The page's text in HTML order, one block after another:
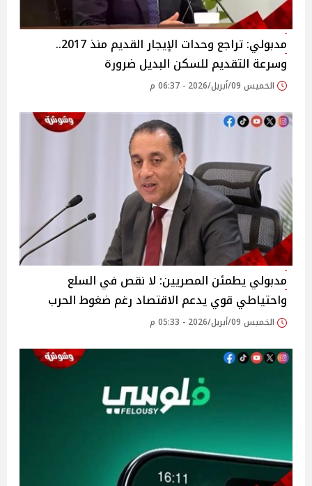
مدبولي: تراجع وحدات الإيجار القديم منذ 2017..
وسرعة التقديم للسكن البديل ضرورة
الخميس 09/أبريل/2026 - 06:37 م
مدبولي يطمئن المصريين: لا نقص في السلع
واحتياطي قوي يدعم الاقتصاد رغم ضغوط الحرب
الخميس 09/أبريل/2026 - 05:33 م